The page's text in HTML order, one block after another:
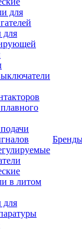
для
для
в литом
для